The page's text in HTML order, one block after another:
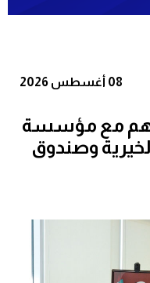
08 أغسطس 2026
مع مؤسسة
وصندوق